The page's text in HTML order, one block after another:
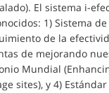
El sistema i-
1) Sistema
de la
de mejorando
Mundial
sites), y 4)